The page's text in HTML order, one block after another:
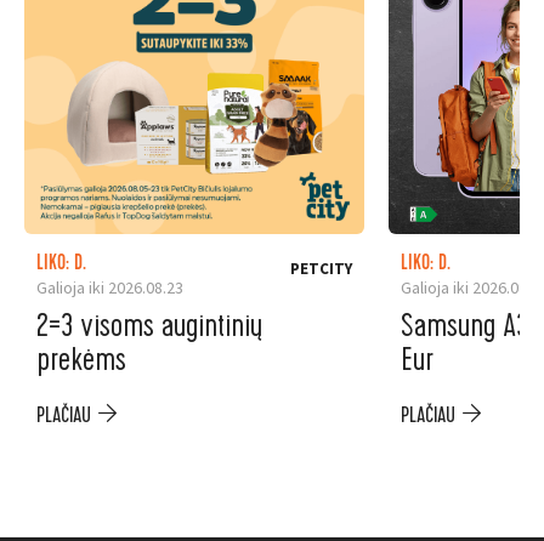
LIKO: D.
Galioja iki 2026.08.23
PETCITY
2=3 visoms augintinių
prekėms
PLAČIAU
LIKO: D.
Galioja iki
Samsung
Eur
PLAČIAU